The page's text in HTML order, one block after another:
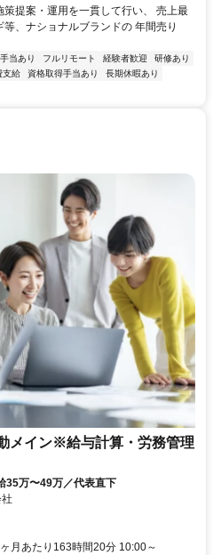
提案・運用を一貫して行い、 売上最
、ナショナルブランドの 年間売り
当あり フルリモート 経験者歓迎
研修あり
支給 資格取得手当あり
長期休暇あり
メイン※給与計算・労務管理
35万〜49万／代表直下
月あたり163時間20分 10:00～